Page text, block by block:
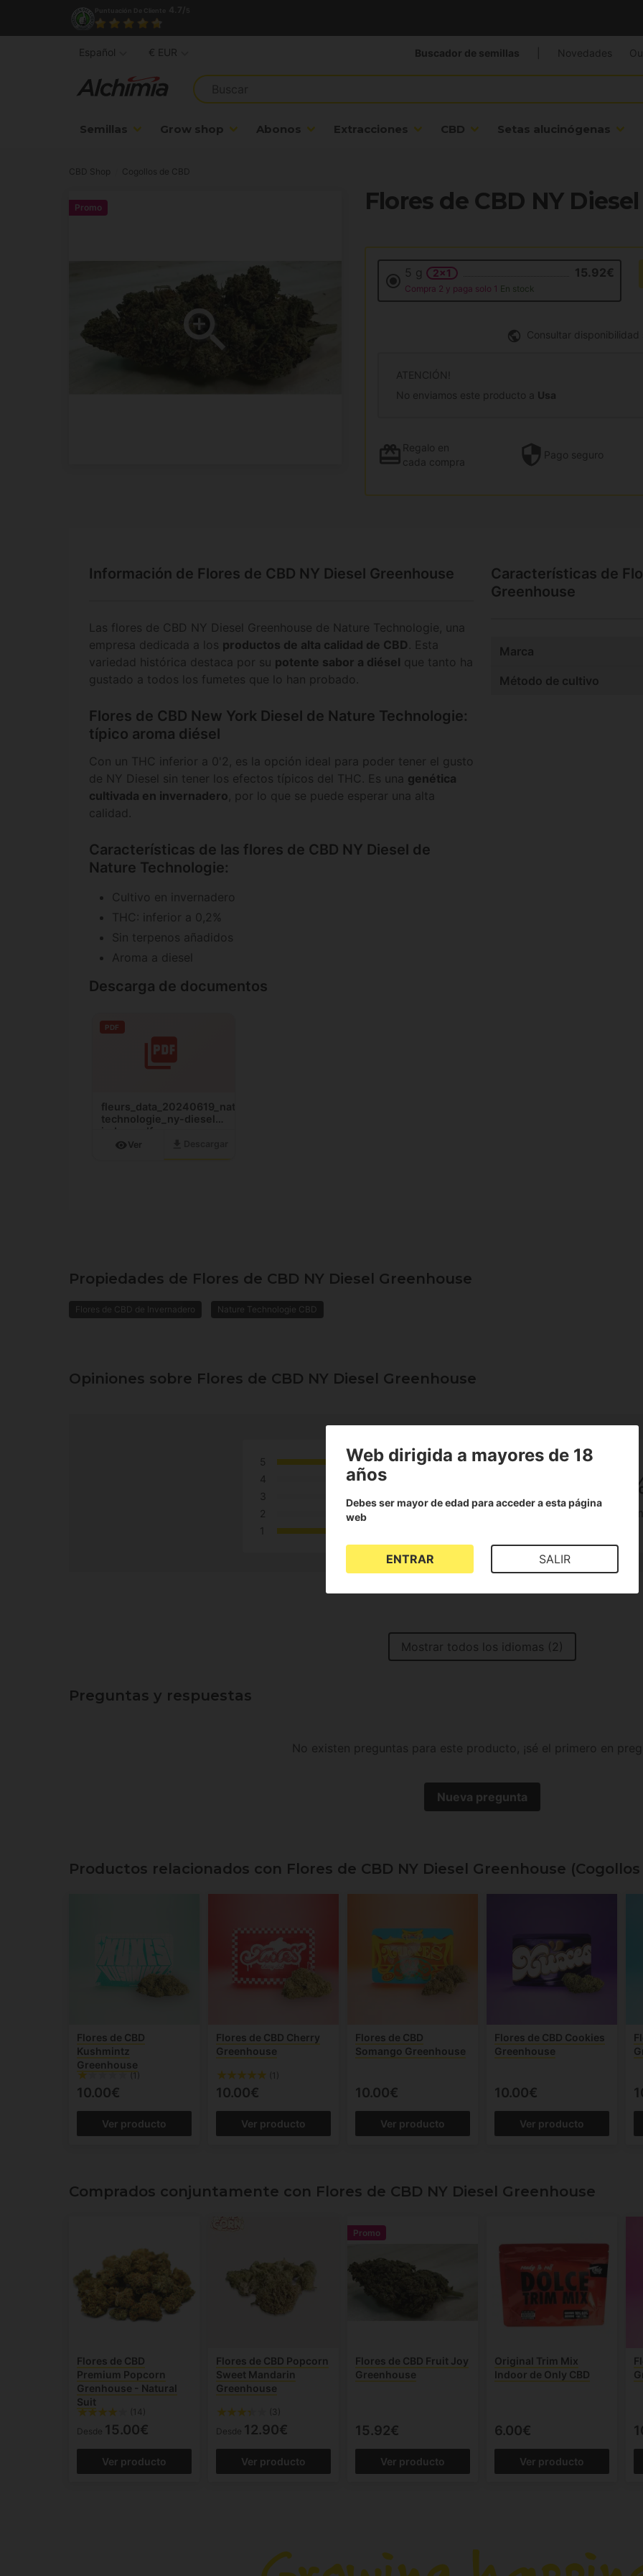
Semillas Grow shop Abonos Extracciones CBD Setas alucinógenas
Buscador de semillas Novedades
Español € EUR
CBD Shop Cogollos de CBD
Flores de CBD NY
Promo
5 g 2x1 15.92€
Compra 2 y paga solo 1 En stock
Consultar disponibilidad
ATENCIÓN!
No enviamos este producto a Usa
Regalo en
cada compra
Pago seguro
Información de Flores de CBD NY Diesel Greenhouse
Las flores de CBD NY Diesel Greenhouse de Nature Technologie, una
empresa dedicada a los productos de alta calidad de CBD . Esta
variedad histórica destaca por su potente sabor a diésel que tanto ha
gustado a todos los fumetes que lo han probado.
Flores de CBD New York Diesel de Nature Technologie:
típico aroma diésel
Con un THC inferior a 0'2, es la opción ideal para poder tener el gusto
de NY Diesel sin tener los efectos típicos del THC. Es una genética
cultivada en invernadero, por lo que se puede esperar una alta
calidad.
Características de las flores de CBD NY Diesel de
Nature Technologie:
Cultivo en invernadero
THC: inferior a 0,2%
Sin terpenos añadidos
Aroma a diesel
Descarga de documentos
PDF
fleurs_data_20240619_nature-
technologie_ny-diesel-
indoor.pdf
visibility Ver
Características de
Greenhouse
Marca
Método de cultivo
Propiedades de Flores de CBD NY Diesel Greenhouse
Flores de CBD de Invernadero Nature Technologie CBD
Opiniones sobre Flores de CBD NY Diesel Greenhouse
5
4
3
2
1
3
2
de clientes lo
Mostrar todos los idiomas (2)
Preguntas y respuestas
No existen preguntas para este producto, ¡sé el primero en
Nueva pregunta
Productos relacionados con Flores de CBD NY Diesel Greenhouse (Cogollos
Flores de CBD
Kushmintz
Greenhouse
(1)
10.00€
Ver producto
Flores de CBD Cherry
Greenhouse
(1)
10.00€
Ver producto
Flores de CBD
Somango Greenhouse
10.00€
Ver producto
Flores de CBD Cookies
Greenhouse
10.00€
Ver producto
Comprados conjuntamente con Flores de CBD NY Diesel Greenhouse
Flores de CBD
Premium Popcorn
Grenhouse - Natural
Suit
(14)
Desde 15.00€
Ver producto
Flores de CBD Popcorn
Sweet Mandarin
Greenhouse
(3)
Desde 12.90€
Ver producto
Promo
Flores de CBD Fruit Joy
Greenhouse
15.92€
Ver producto
Original Trim Mix
Indoor de Only CBD
6.00€
Ver producto
Web dirigida a mayores de 18
años
Debes ser mayor de edad para acceder a esta página
web
ENTRAR SALIR